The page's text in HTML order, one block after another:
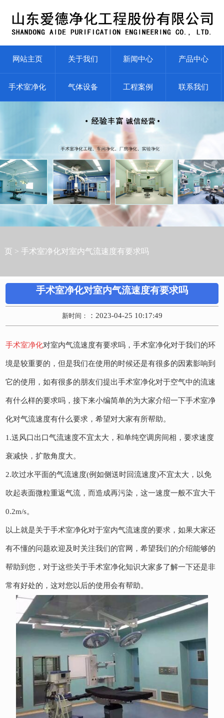
网站主页 关于我们 新闻中心 产品中心
手术室净化 气体设备 工程案例 联系我们
页 > 手术室净化对室内气流速度有要求吗
手术室净化对室内气流速度有要求吗
新时间： ：2023-04-25 10:17:49
手术室净化对室内气流速度有要求吗，手术室净化对于我们的环
境是较重要的，但是我们在使用的时候还是有很多的因素影响到
它的使用，如有很多的朋友们提出手术室净化对于空气中的流速
有什么样的要求吗，接下来小编简单的为大家介绍一下手术室净
化对气流速度有什么要求，希望对大家有所帮助。
1.送风口出口气流速度不宜太大，和单纯空调房间相，要求速度
衰减快，扩散角度大。
2.吹过水平面的气流速度(例如侧送时回流速度)不宜太大，以免
吹起表面微粒重返气流，而造成再污染，这一速度一般不宜大干
0.2m/s。
以上就是关于手术室净化对于室内气流速度的要求，如果大家还
有不懂的问题欢迎及时关注我们的官网，希望我们的介绍能够的
帮助到您，对于这些关于手术室净化知识大家多了解一下还是非
常有好处的，这对您以后的使用会有帮助。